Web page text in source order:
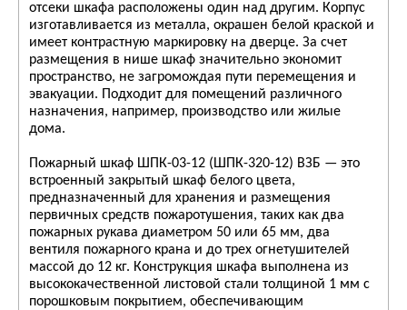
отсеки шкафа расположены один над другим. Корпус
изготавливается из металла, окрашен белой краской и
имеет контрастную маркировку на дверце. За счет
размещения в нише шкаф значительно экономит
пространство, не загромождая пути перемещения и
эвакуации. Подходит для помещений различного
назначения, например, производство или жилые
дома.
Пожарный шкаф ШПК-03-12 (ШПК-320-12) ВЗБ — это
встроенный закрытый шкаф белого цвета,
предназначенный для хранения и размещения
первичных средств пожаротушения, таких как два
пожарных рукава диаметром 50 или 65 мм, два
вентиля пожарного крана и до трех огнетушителей
массой до 12 кг. Конструкция шкафа выполнена из
высококачественной листовой стали толщиной 1 мм с
порошковым покрытием, обеспечивающим